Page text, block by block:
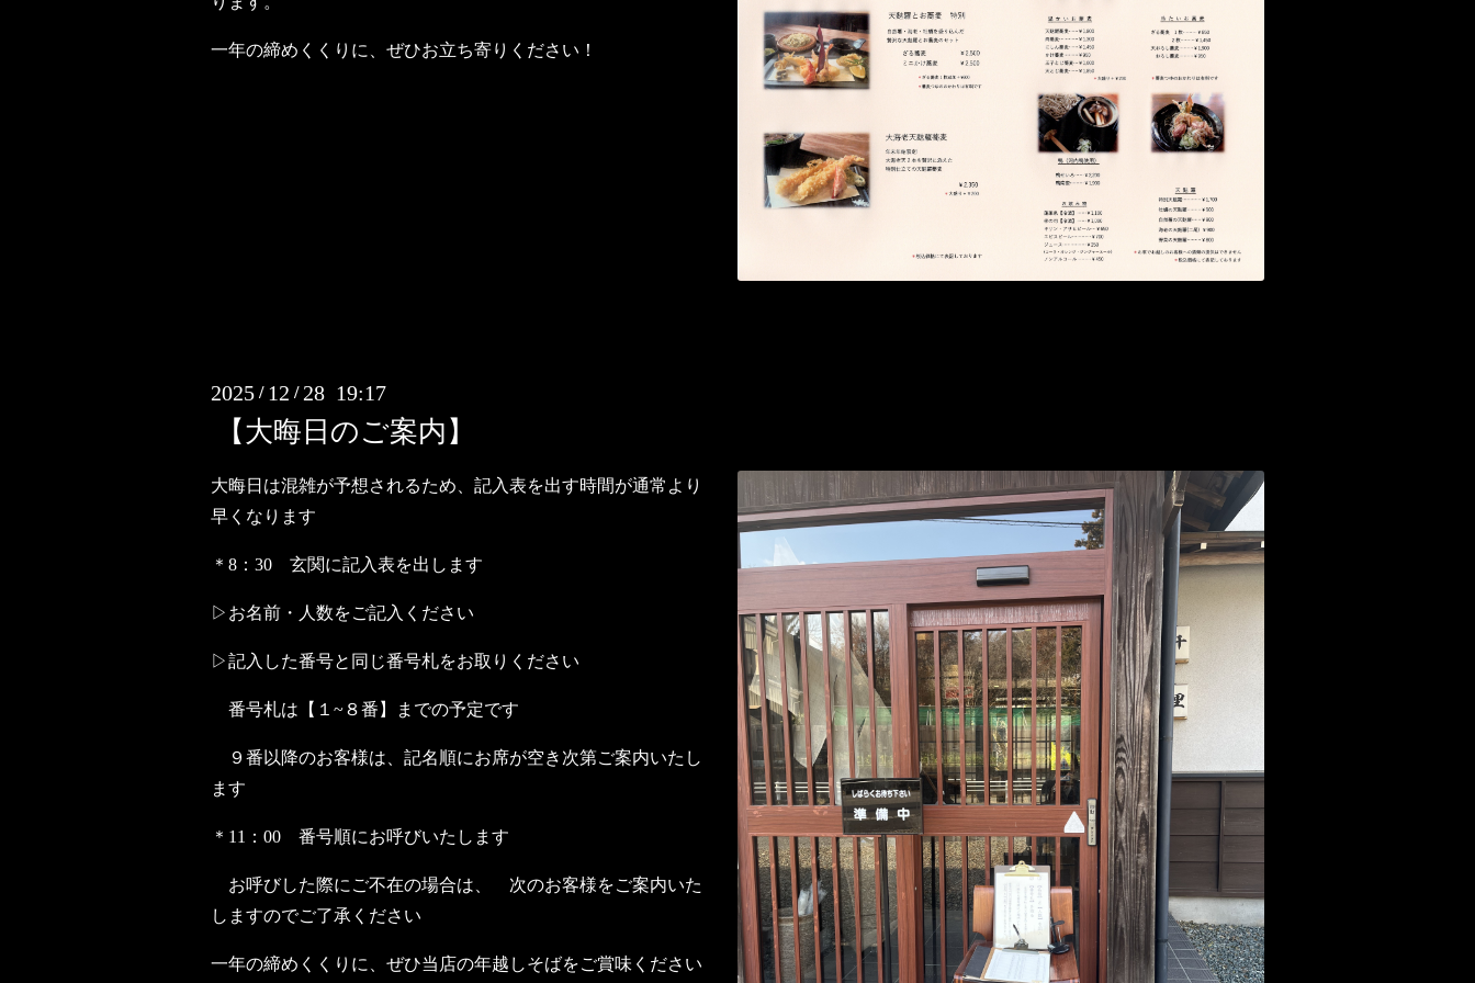
一年の締めくくりに、ぜひお立ち寄りください！
2025 / 12 / 28 19:17
【大晦日のご案内】
大晦日は混雑が予想されるため、記入表を出す時間が通常より
早くなります
＊8：30 玄関に記入表を出します
▷お名前・人数をご記入ください
▷記入した番号と同じ番号札をお取りください
番号札は【１~８番】までの予定です
９番以降のお客様は、記名順にお席が空き次第ご案内いたし
ます
＊11：00 番号順にお呼びいたします
お呼びした際にご不在の場合は、 次のお客様をご案内いた
しますのでご了承ください
一年の締めくくりに、ぜひ当店の年越しそばをご賞味ください